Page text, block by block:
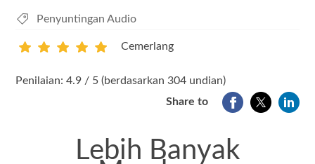
Penyuntingan Audio
Cemerlang
Penilaian: 4.9 / 5 (berdasarkan 304 undian)
Share to
Lebih Banyak